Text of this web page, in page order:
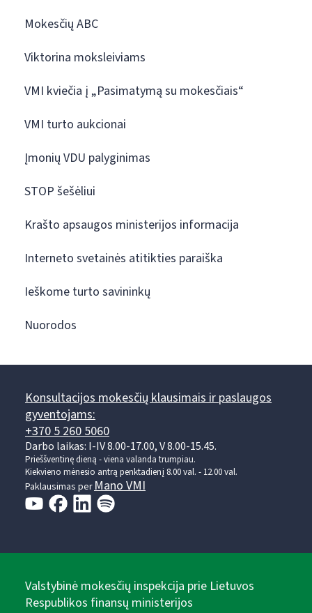
Mokesčių ABC
Viktorina moksleiviams
VMI kviečia į „Pasimatymą su mokesčiais“
VMI turto aukcionai
Įmonių VDU palyginimas
STOP šešėliui
Krašto apsaugos ministerijos informacija
Interneto svetainės atitikties paraiška
Ieškome turto savininkų
Nuorodos
Konsultacijos mokesčių klausimais ir paslaugos
gyventojams:
+370 5 260 5060
Darbo laikas: I-IV 8.00-17.00, V 8.00-15.45.
Prieššventinę dieną - viena valanda trumpiau.
Kiekvieno mėnesio antrą penktadienį 8.00 val. - 12.00 val.
Paklausimas perMano VMI
Valstybinė mokesčių inspekcija prie Lietuvos
Respublikos finansų ministerijos